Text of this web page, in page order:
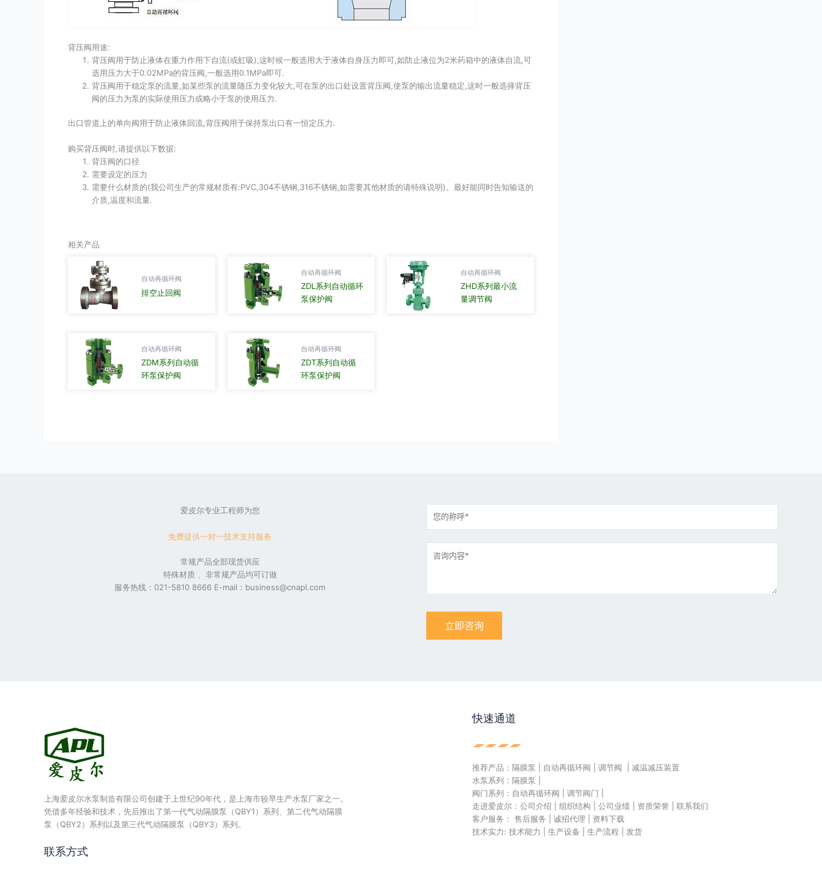
背压阀用途:
背压阀用于防止液体在重力作用下自流(或虹吸),这时候一般选用大于液体自身压力即可,如防止液位为2米药箱中的液体自流,可
选用压力大于0.02MPa的背压阀,一般选用0.1MPa即可.
背压阀用于稳定泵的流量,如某些泵的流量随压力变化较大,可在泵的出口处设置背压阀,使泵的输出流量稳定,这时一般选择背压
阀的压力为泵的实际使用压力或略小于泵的使用压力.
出口管道上的单向阀用于防止液体回流,背压阀用于保持泵出口有一恒定压力.
购买背压阀时,请提供以下数据:
背压阀的口径
需要设定的压力
需要什么材质的(我公司生产的常规材质有:PVC,304不锈钢,316不锈钢,如需要其他材质的请特殊说明)。最好能同时告知输送的
介质,温度和流量.
相关产品
自动再循环阀
排空止回阀
自动再循环阀
ZDL系列自动循环
泵保护阀
自动再循环阀
ZHD系列最小流
量调节阀
自动再循环阀
ZDM系列自动循
环泵保护阀
自动再循环阀
ZDT系列自动循
环泵保护阀
爱皮尔专业工程师为您
免费提供一对一技术支持服务
常规产品全部现货供应
特殊材质 、非常规产品均可订做
服务热线：021-5810 8666 E-mail：business@cnapl.com
上海爱皮尔水泵制造有限公司创建于上世纪90年代，是上海市较早生产水泵厂家之一。
凭借多年经验和技术，先后推出了第一代气动隔膜泵（QBY1）系列、第二代气动隔膜
泵（QBY2）系列以及第三代气动隔膜泵（QBY3）系列。
联系方式
快速通道
推荐产品：隔膜泵 | 自动再循环阀 | 调节阀 | 减温减压装置
水泵系列：隔膜泵 |
阀门系列：自动再循环阀 | 调节阀门 |
走进爱皮尔：公司介绍 | 组织结构 | 公司业绩 | 资质荣誉 | 联系我们
客户服务： 售后服务 | 诚招代理 | 资料下载
技术实力: 技术能力 | 生产设备 | 生产流程 | 发货